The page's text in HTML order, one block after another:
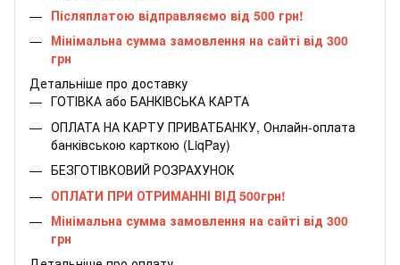
Післяплатою відправляємо від 500 грн!
Мінімальна сумма замовлення на сайті від 300
грн
Детальніше про доставку
ГОТІВКА або БАНКІВСЬКА КАРТА
ОПЛАТА НА КАРТУ ПРИВАТБАНКУ, Онлайн-оплата
банківською карткою (LiqPay)
БЕЗГОТІВКОВИЙ РОЗРАХУНОК
ОПЛАТИ ПРИ ОТРИМАННІ ВІД 500грн!
Мінімальна сумма замовлення на сайті від 300
грн